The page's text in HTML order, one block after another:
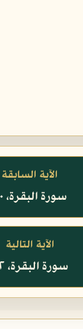
الآية السابقة
سورة البقرة، ٨٠
الآية التالية
سورة البقرة، ٨٢